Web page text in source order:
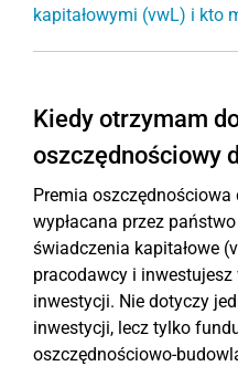
kapitałowymi (vwL) i kto
Kiedy otrzymam
oszczędnościowy
Premia
wypłacana przez
świadczenia kapitałowe
pracodawcy i
inwestycji. Nie dotyczy
inwestycji, lecz tylko
oszczędnościowo-